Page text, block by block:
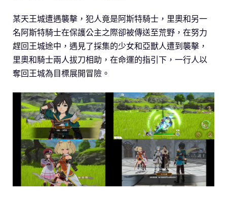
某天王城遭遇襲擊，犯人竟是阿斯特騎士，里奧和另一
名阿斯特騎士在保護公主之際卻被傳送至荒野，在努力
趕回王城途中，遇見了採集的少女和亞獸人遭到襲擊，
里奧和騎士兩人拔刀相助，在命運的指引下，一行人以
奪回王城為目標展開冒險。